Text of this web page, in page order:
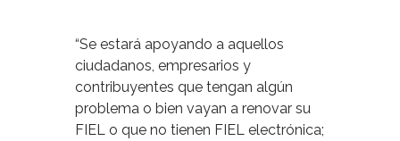
“Se estará apoyando a aquellos
ciudadanos, empresarios y
contribuyentes que tengan algún
problema o bien vayan a renovar su
FIEL o que no tienen FIEL electrónica;